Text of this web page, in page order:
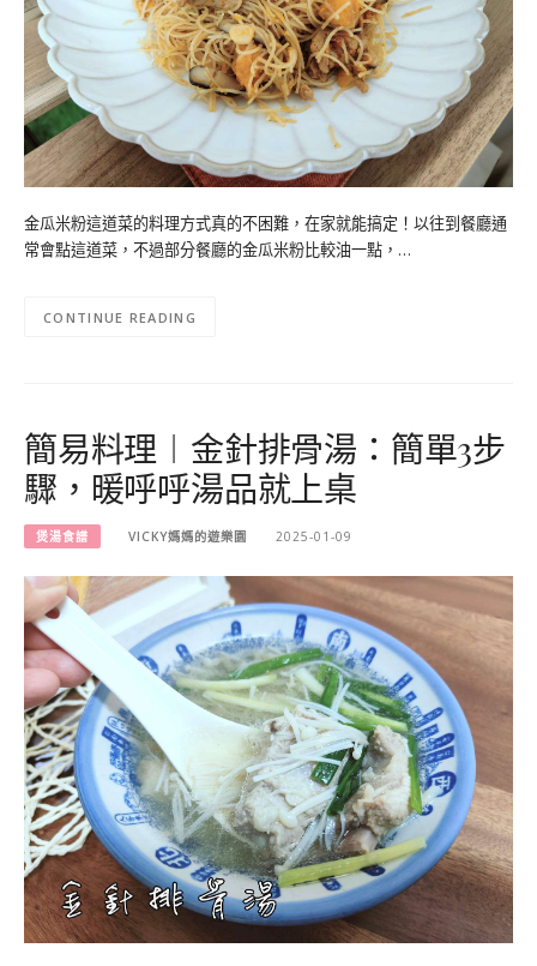
金瓜米粉這道菜的料理方式真的不困難，在家就能搞定！以往到餐廳通
常會點這道菜，不過部分餐廳的金瓜米粉比較油一點，…
CONTINUE READING
簡易料理︱金針排骨湯：簡單3步
驟，暖呼呼湯品就上桌
煲湯食譜 VICKY媽媽的遊樂園 2025-01-09